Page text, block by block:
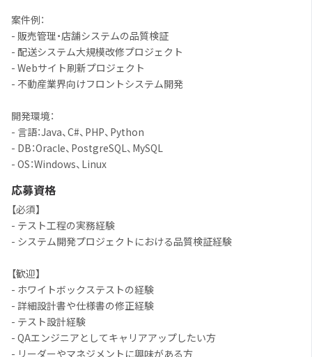
案件例：
- 販売管理・店舗システムの品質検証
- 配送システム大規模改修プロジェクト
- Webサイト刷新プロジェクト
- 不動産業界向けフロントシステム開発
開発環境：
- 言語：Java、C#、PHP、Python
- DB：Oracle、PostgreSQL、MySQL
- OS：Windows、Linux
応募資格
【必須】
- テスト工程の実務経験
- システム開発プロジェクトにおける品質検証経験
【歓迎】
- ホワイトボックステストの経験
- 詳細設計書や仕様書の修正経験
- テスト設計経験
- QAエンジニアとしてキャリアアップしたい方
- リーダーやマネジメントに興味がある方